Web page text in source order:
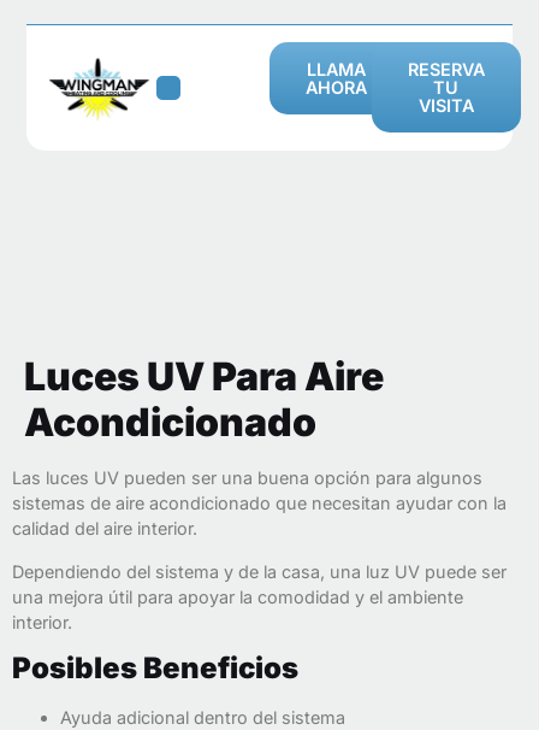
LLAMA
AHORA
RESERVA
TU
VISITA
Luces UV Para Aire
Acondicionado
Las luces UV pueden ser una buena opción para algunos
sistemas de aire acondicionado que necesitan ayudar con la
calidad del aire interior.
Dependiendo del sistema y de la casa, una luz UV puede ser
una mejora útil para apoyar la comodidad y el ambiente
interior.
Posibles Beneficios
Ayuda adicional dentro del sistema